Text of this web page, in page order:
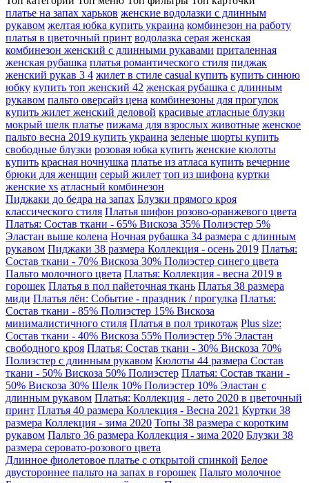
платье на запах харьков женские водолазки с длинным
рукавом желтая юбка купить украина комбинезон на работу
платья в цветочный принт водолазка серая женская
комбинезон женский с длинными рукавами приталенная
женская рубашка платья романтического стиля пиджак
женский рукав 3 4 жилет в стиле casual купить купить синюю
юбку купить топ женский 42 женская рубашка с длинным
рукавом пальто оверсайз цена комбинезоны для прогулок
купить жилет женский деловой красивые атласные блузки
мокрый шелк платье пижама для взрослых животные женское
пальто весна 2019 купить украина зеленые шорты купить
свободные блузки розовая юбка купить женские кюлоты
купить красная ночнушка платье из атласа купить вечерние
брюки для женщин серый жилет топ из шифона куртки
женские xs атласный комбинезон
Пиджаки до бедра на запах Блузки прямого кроя
классического стиля Платья шифон розово-оранжевого цвета
Платья: Состав ткани - 65% Вискоза 35% Полиэстер 5%
Эластан выше колена Ночная рубашка 34 размера с длинным
рукавом Пиджаки 38 размера Коллекция - осень 2019 Платья:
Состав ткани - 70% Вискоза 30% Полиэстер синего цвета
Пальто молочного цвета Платья: Коллекция - весна 2019 в
горошек Платья в пол пайеточная ткань Платья 38 размера
миди Платья лён: Событие - праздник / прогулка Платья:
Состав ткани - 85% Полиэстер 15% Вискоза
минималистичного стиля Платья в пол трикотаж Plus size:
Состав ткани - 40% Вискоза 55% Полиэстер 5% Эластан
свободного кроя Платья: Состав ткани - 30% Вискоза 70%
Полиэстер с длинным рукавом Кюлоты 44 размера Состав
ткани - 50% Вискоза 50% Полиэстер Платья: Состав ткани -
50% Вискоза 30% Шелк 10% Полиэстер 10% Эластан с
длинным рукавом Платья: Коллекция - лето 2020 в цветочный
принт Платья 40 размера Коллекция - Весна 2021 Куртки 38
размера Коллекция - зима 2020 Топы 38 размера с коротким
рукавом Пальто 36 размера Коллекция - зима 2020 Блузки 38
размера серовато-розового цвета
Длинное фиолетовое платье с открытой спинкой Белое
двустороннее пальто на запах в горошек Пальто молочное